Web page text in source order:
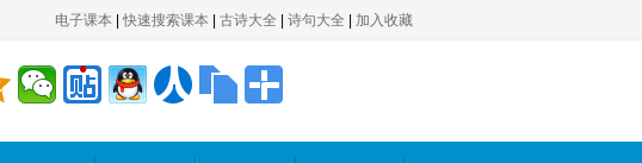
电子课本 快速搜索课本 古诗大全 诗句大全 加入收藏